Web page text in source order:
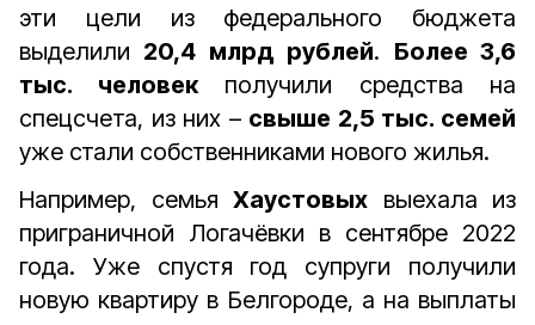
эти цели из федерального бюджета
выделили 20,4 млрд рублей. Более 3,6
тыс. человекполучили средства на
спецсчета, из них – свыше 2,5 тыс. семей
уже стали собственниками нового жилья.
Например, семья Хаустовых выехала из
приграничной Логачёвки в сентябре 2022
года. Уже спустя год супруги получили
новую квартиру в Белгороде, а на выплаты